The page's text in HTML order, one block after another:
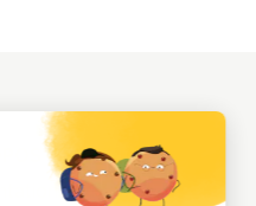
DU BUREAU